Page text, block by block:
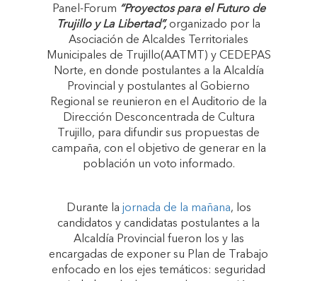
Panel-Forum “Proyectos para el Futuro de
Trujillo y La Libertad”, organizado por la
Asociación de Alcaldes Territoriales
Municipales de Trujillo(AATMT) y CEDEPAS
Norte, en donde postulantes a la Alcaldía
Provincial y postulantes al Gobierno
Regional se reunieron en el Auditorio de la
Dirección Desconcentrada de Cultura
Trujillo, para difundir sus propuestas de
campaña, con el objetivo de generar en la
población un voto informado.
Durante la jornada de la mañana, los
candidatos y candidatas postulantes a la
Alcaldía Provincial fueron los y las
encargadas de exponer su Plan de Trabajo
enfocado en los ejes temáticos: seguridad